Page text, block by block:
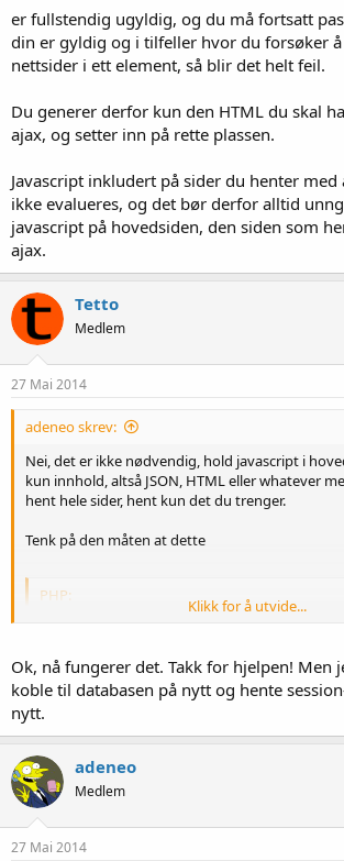
er fullstendig ugyldig, og du må fortsatt
din er gyldig og i tilfeller hvor du forsøker
nettsider i ett element, så blir det helt feil.
Du generer derfor kun den HTML du skal
ajax, og setter inn på rette plassen.
Javascript inkludert på sider du henter
ikke evalueres, og det bør derfor alltid
javascript på hovedsiden, den siden som
ajax.
Tetto
Medlem
27 Mai 2014
adeneo skrev:
Nei, det er ikke nødvendig, hold javascript i
kun innhold, altså JSON, HTML eller whatever
hent hele sider, hent kun det du trenger.
Tenk på den måten at dette
PHP:
<title></title>
</head>
                    $
(function(){
                        $
Klikk for å utvide...
Ok, nå fungerer det. Takk for hjelpen! Men
koble til databasen på nytt og hente
nytt.
adeneo
Medlem
27 Mai 2014